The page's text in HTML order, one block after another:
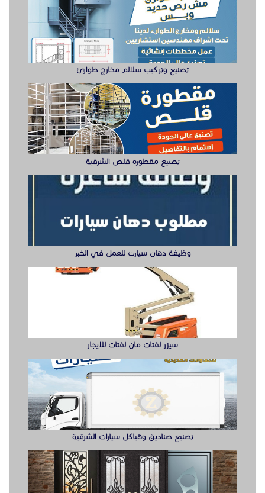
تصنيع وتركيب سلالم مخارج طوارئ
تصنيع مقطوره قلص الشرقية
وظيفة دهان سيارت للعمل في الخبر
سيزر لفتات مان لفتات للايجار
تصنيع صناديق وهياكل سيارات الشرقية